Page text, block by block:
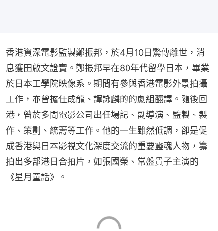
香港資深電影監製鄭振邦，於4月10日驚傳離世，消
息獲田啟文證實。鄭振邦早在80年代留學日本，畢業
於日本工學院映像系。期間有參與香港電影外景拍攝
工作，亦曾擔任成龍、譚詠麟的的劇組翻譯。隨後回
港，曾於多間電影公司出任場記、副導演、監製、製
作、策劃、統籌等工作。他的一生雖然低調，卻是促
成香港與日本影視文化深度交流的重要靈魂人物，籌
拍出多部港日合拍片，如張國榮、常盤貴子主演的
《星月童話》。